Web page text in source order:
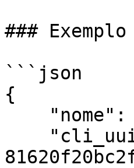
###
```json
{